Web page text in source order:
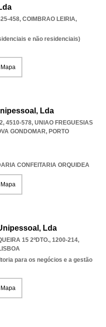
458, COIMBRAO LEIRIA,
e não residenciais)
Lda
4510-578, UNIAO FREGUESIAS
GONDOMAR, PORTO
CONFEITARIA ORQUIDEA
Lda
15 2ºDTO., 1200-214,
para os negócios e a gestão